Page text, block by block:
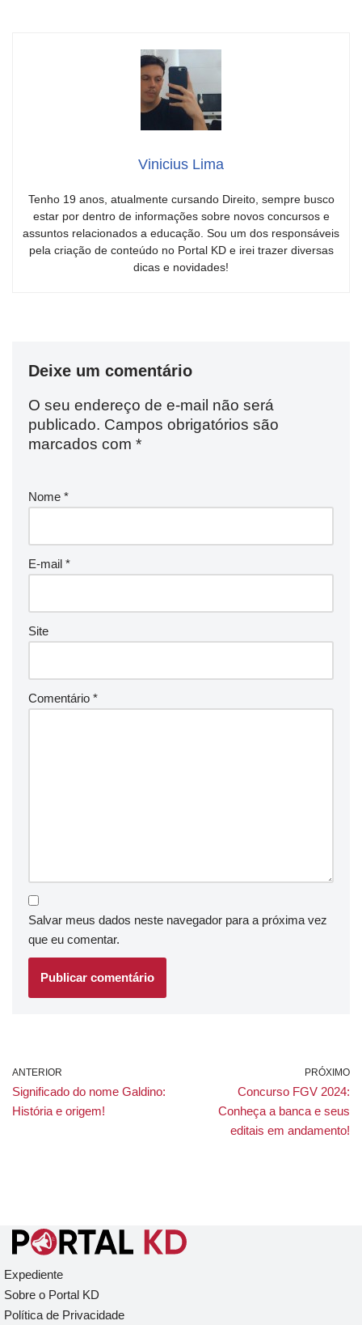
Vinicius Lima
Tenho 19 anos, atualmente cursando Direito, sempre busco
estar por dentro de informações sobre novos concursos e
assuntos relacionados a educação. Sou um dos responsáveis
pela criação de conteúdo no Portal KD e irei trazer diversas
dicas e novidades!
Deixe um comentário
O seu endereço de e-mail não será
publicado. Campos obrigatórios são
marcados com *
Nome *
E-mail *
Site
Comentário *
Salvar meus dados neste navegador para a próxima vez
que eu comentar.
ANTERIOR
Significado do nome Galdino:
História e origem!
PRÓXIMO
Concurso FGV 2024:
Conheça a banca e seus
editais em andamento!
Expediente
Sobre o Portal KD
Política de Privacidade